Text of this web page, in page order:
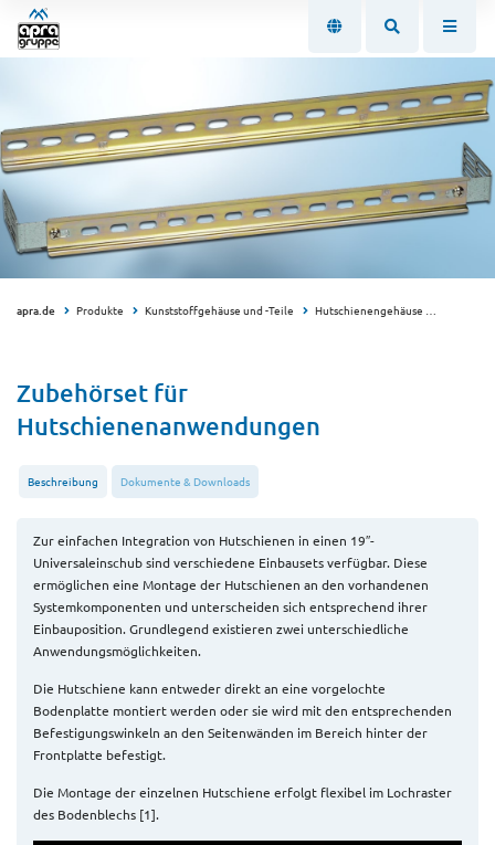
apra.de Produkte Kunststoffgehäuse und -Teile Hutschienengehäuse
Zubehörset für
Hutschienenanwendungen
Beschreibung Dokumente & Downloads
Zur einfachen Integration von Hutschienen in einen 19″-
Universaleinschub sind verschiedene Einbausets verfügbar. Diese
ermöglichen eine Montage der Hutschienen an den vorhandenen
Systemkomponenten und unterscheiden sich entsprechend ihrer
Einbauposition. Grundlegend existieren zwei unterschiedliche
Anwendungsmöglichkeiten.
Die Hutschiene kann entweder direkt an eine vorgelochte
Bodenplatte montiert werden oder sie wird mit den entsprechenden
Befestigungswinkeln an den Seitenwänden im Bereich hinter der
Frontplatte befestigt.
Die Montage der einzelnen Hutschiene erfolgt flexibel im Lochraster
des Bodenblechs [1].